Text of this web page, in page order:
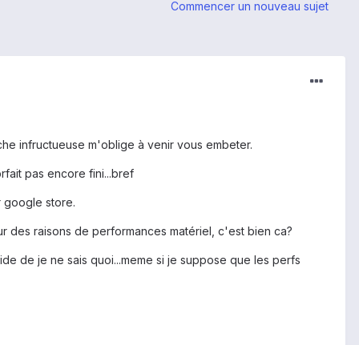
Commencer un nouveau sujet
infructueuse m'oblige à venir vous embeter.
pas encore fini...bref
google store.
des raisons de performances matériel, c'est bien ca?
de je ne sais quoi...meme si je suppose que les perfs